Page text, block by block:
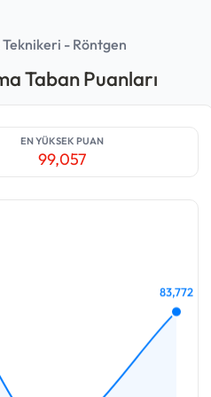
Teknikeri - Röntgen
Taban Puanları
EN YÜKSEK PUAN
99,057